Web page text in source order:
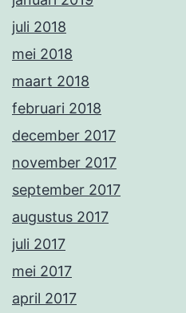
juli 2018
mei 2018
maart 2018
februari 2018
december 2017
november 2017
september 2017
augustus 2017
juli 2017
mei 2017
april 2017